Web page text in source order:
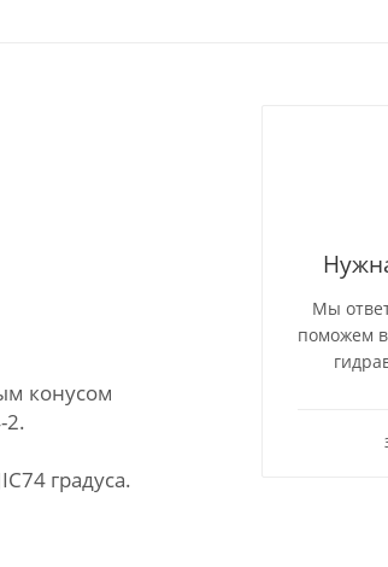
конусом
2.
градуса.
Мы
поможем